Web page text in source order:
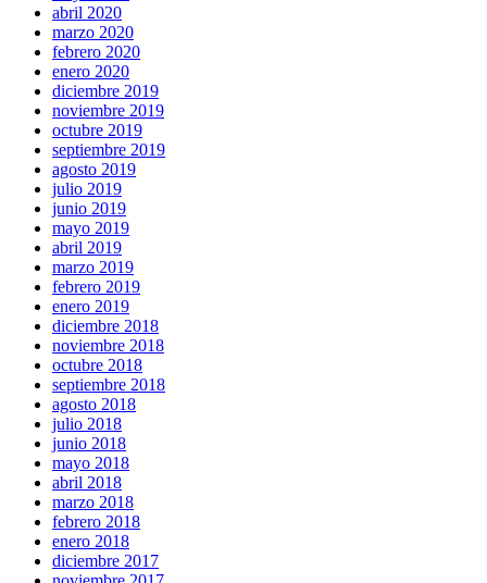
abril 2020
marzo 2020
febrero 2020
enero 2020
diciembre 2019
noviembre 2019
octubre 2019
septiembre 2019
agosto 2019
julio 2019
junio 2019
mayo 2019
abril 2019
marzo 2019
febrero 2019
enero 2019
diciembre 2018
noviembre 2018
octubre 2018
septiembre 2018
agosto 2018
julio 2018
junio 2018
mayo 2018
abril 2018
marzo 2018
febrero 2018
enero 2018
diciembre 2017